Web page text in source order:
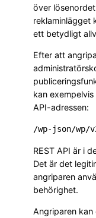
över
reklaminlägget
ett betydligt
Efter att
kan
API-adressen:
/wp-json/wp/
REST API är i
Det är det
angriparen
behörighet.
Angriparen